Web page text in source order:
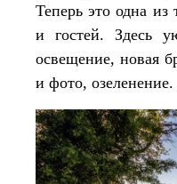
Теперь это одна из
и гостей. Здесь
освещение, новая
и фото, озеленение.